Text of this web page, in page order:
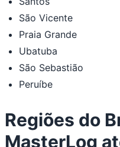
São Vicente
Praia Grande
Ubatuba
São Sebastião
Peruíbe
Regiões do
MasterLog